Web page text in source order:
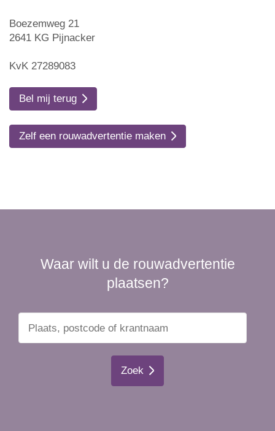
Boezemweg 21
2641 KG Pijnacker
KvK 27289083
Bel mij terug
Zelf een rouwadvertentie maken
Waar wilt u de rouwadvertentie
plaatsen?
Zoek